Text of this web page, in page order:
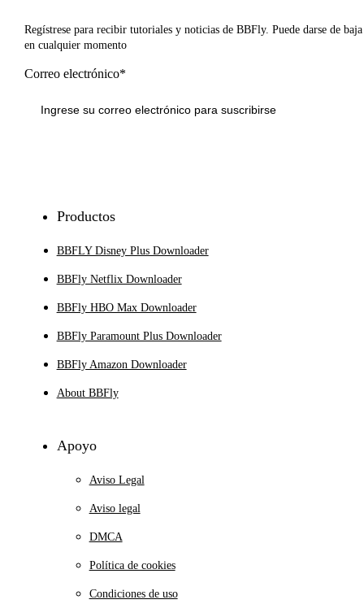
Regístrese para recibir tutoriales y noticias de BBFly. Puede darse de baja
en cualquier momento
Correo electrónico*
Productos
BBFLY Disney Plus Downloader
BBFly Netflix Downloader
BBFly HBO Max Downloader
BBFly Paramount Plus Downloader
BBFly Amazon Downloader
About BBFly
Apoyo
Aviso Legal
Aviso legal
DMCA
Política de cookies
Condiciones de uso